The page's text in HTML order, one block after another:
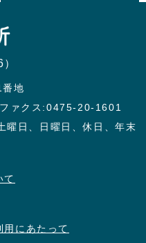
地
ファクス:0475-20-1601
曜日、日曜日、休日、年末
て
用にあたって